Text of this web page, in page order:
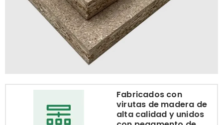
Fabricados con
virutas de madera de
alta calidad y unidos